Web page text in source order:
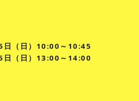
（日）10:00～10:45
（日）13:00～14:00